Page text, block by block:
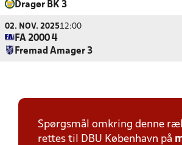
Dragør BK 3
02. NOV. 202512:00
FA 2000 4
Fremad Amager 3
Spørgsmål omkring denne
rettes til DBU København på